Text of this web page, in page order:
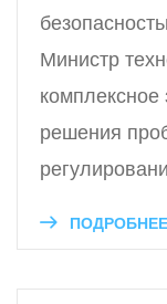
Министр
комплексное
решения
ПОДРОБНЕЕ